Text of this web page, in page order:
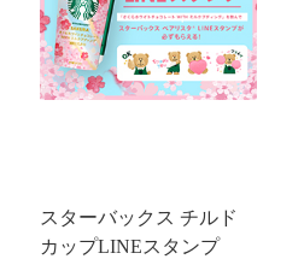
スターバックス チルド
カップLINEスタンプ